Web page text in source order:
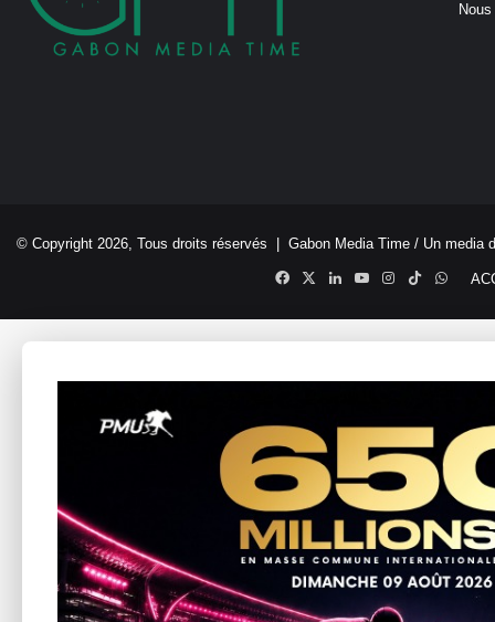
© Copyright 2026, Tous droits réservés | Gabon Media Time / Un media
Facebook
X LinkedinYouTubeInstagram
TikTok